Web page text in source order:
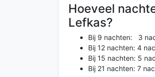
Hoeveel
Lefkas?
Bij 9 nachten: 3
Bij 12 nachten: 4
Bij 15 nachten: 5
Bij 21 nachten: 7